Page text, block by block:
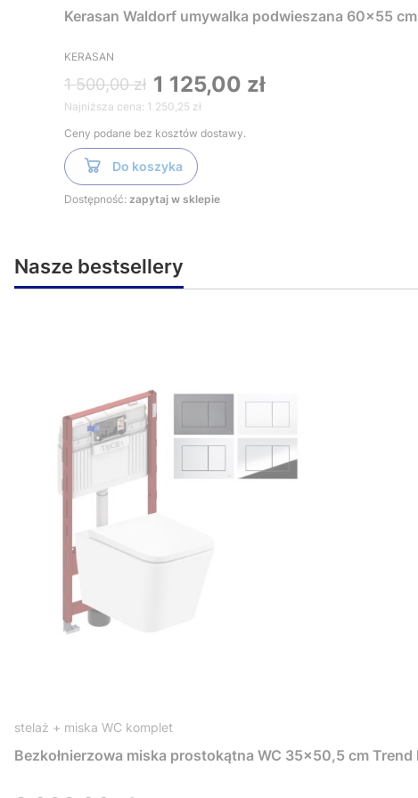
Kerasan Waldorf umywalka podwieszana 60x55
KERASAN
1 500,00 zł 1 125,00 zł
Najniższa cena: 1 250,25 zł
Ceny podane bez kosztów dostawy.
Do koszyka
Dostępność: zapytaj w sklepie
Nasze bestsellery
stelaż + miska WC komplet
Bezkołnierzowa miska prostokątna WC 35x50,5 cm